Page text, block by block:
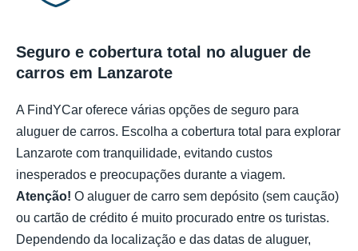
Seguro e cobertura total no aluguer de
carros em Lanzarote
A FindYCar oferece várias opções de seguro para
aluguer de carros. Escolha a cobertura total para explorar
Lanzarote com tranquilidade, evitando custos
inesperados e preocupações durante a viagem.
Atenção! O aluguer de carro sem depósito (sem caução)
ou cartão de crédito é muito procurado entre os turistas.
Dependendo da localização e das datas de aluguer,